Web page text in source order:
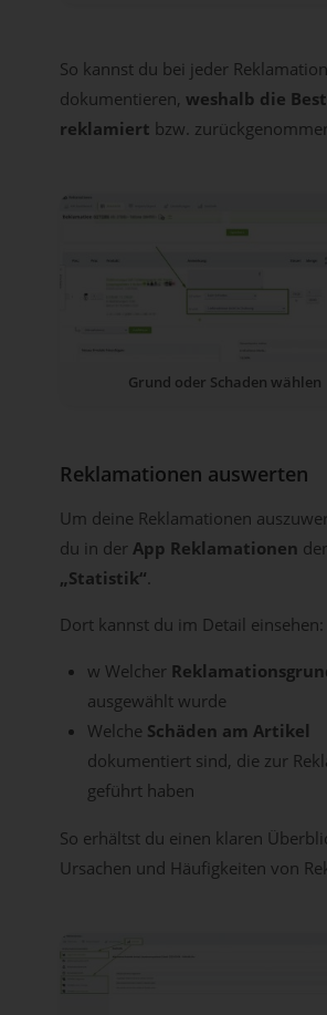
So kannst du bei jeder
dokumentieren, weshalb die
reklamiert bzw.
Grund oder Schaden wählen
Reklamationen auswerten
Um deine Reklamationen
du in der App Reklamationen
„Statistik“
Dort kannst du im Detail einsehen:
w Welcher
ausgewählt wurde
Welche Schäden am Artikel
dokumentiert sind, die zur
geführt haben
So erhältst du einen klaren
Ursachen und Häufigkeiten von